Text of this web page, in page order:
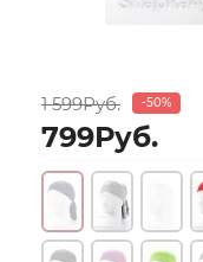
1 599Руб. -50%
799Руб.